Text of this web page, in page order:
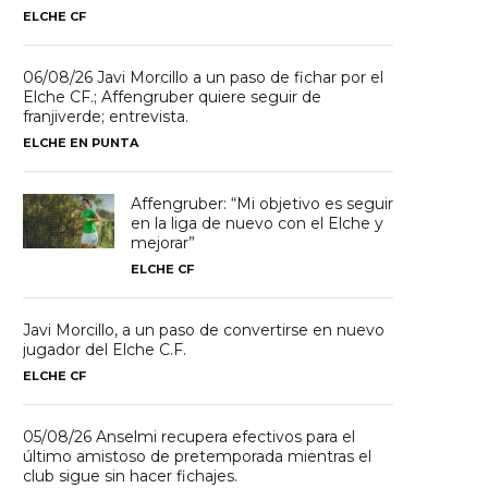
ELCHE CF
06/08/26 Javi Morcillo a un paso de fichar por el
Elche CF.; Affengruber quiere seguir de
franjiverde; entrevista.
ELCHE EN PUNTA
Affengruber: “Mi objetivo es seguir
en la liga de nuevo con el Elche y
mejorar”
ELCHE CF
Javi Morcillo, a un paso de convertirse en nuevo
jugador del Elche C.F.
ELCHE CF
05/08/26 Anselmi recupera efectivos para el
último amistoso de pretemporada mientras el
club sigue sin hacer fichajes.